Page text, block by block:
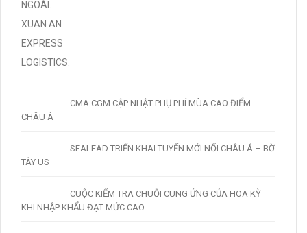
CMA CGM CẬP NHẬT PHỤ PHÍ MÙA CAO ĐIỂM
CHÂU Á
SEALEAD TRIỂN KHAI TUYẾN MỚI NỐI CHÂU Á – BỜ
TÂY US
CUỘC KIỂM TRA CHUỖI CUNG ỨNG CỦA HOA KỲ
KHI NHẬP KHẨU ĐẠT MỨC CAO